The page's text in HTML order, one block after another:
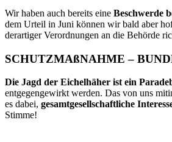
Wir haben auch bereits eine Beschwerde
dem Urteil in Juni können wir bald aber
derartiger Verordnungen an die Behörde
SCHUTZMAßNAHME –
Die Jagd der Eichelhäher ist ein
entgegengewirkt werden. Das von uns
es dabei, gesamtgesellschaftliche
Stimme!